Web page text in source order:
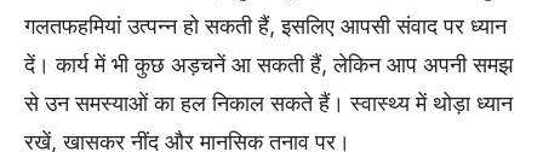
गलतफहमियां उत्पन्न हो सकती हैं, इसलिए आपसी संवाद पर ध्यान
दें। कार्य में भी कुछ अड़चनें आ सकती हैं, लेकिन आप अपनी समझ
से उन समस्याओं का हल निकाल सकते हैं। स्वास्थ्य में थोड़ा ध्यान
रखें, खासकर नींद और मानसिक तनाव पर।